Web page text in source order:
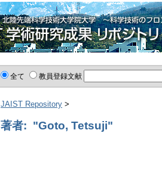
全て 教員登録文献
JAIST Repository >
著者: "Goto, Tetsuji"